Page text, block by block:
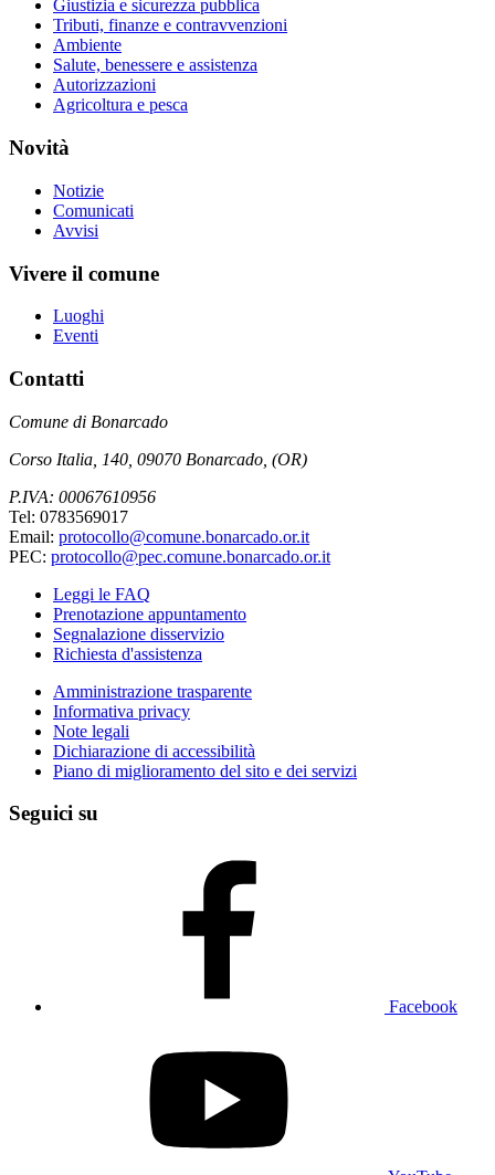
Giustizia e sicurezza pubblica
Tributi, finanze e contravvenzioni
Ambiente
Salute, benessere e assistenza
Autorizzazioni
Agricoltura e pesca
Novità
Notizie
Comunicati
Avvisi
Vivere il comune
Luoghi
Eventi
Contatti
Comune di Bonarcado
Corso Italia, 140, 09070 Bonarcado, (OR)
P.IVA: 00067610956
Tel: 0783569017
Email: protocollo@comune.bonarcado.or.it
PEC: protocollo@pec.comune.bonarcado.or.it
Leggi le FAQ
Prenotazione appuntamento
Segnalazione disservizio
Richiesta d'assistenza
Amministrazione trasparente
Informativa privacy
Note legali
Dichiarazione di accessibilità
Piano di miglioramento del sito e dei servizi
Seguici su
Facebook